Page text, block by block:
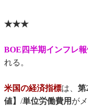
★★★
BOE四半期インフレ
れる。
米国の経済指標は、 第
値】 /単位労働費用 が